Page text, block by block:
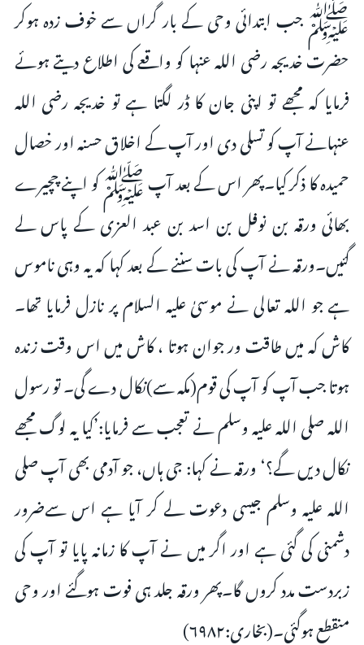
ﷺ جب ابتدائی وحی کے بار گراں سے خوف زدہ ہوکر
حضرت خدیجہ رضی اللہ عنہا کو واقعے کی اطلاع دیتے ہوئے
فرمایا کہ مجھے تو اپنی جان کا ڈر لگتا ہے تو خدیجہ رضی اللہ
عنہانے آپ کو تسلی دی اور آپ کے اخلاق حسنہ اور خصال
حمیدہ کا ذکر کیا۔پھر اس کے بعد آپ ﷺ کو اپنے چچیرے
بھائی ورقہ بن نوفل بن اسد بن عبد العزی کے پاس لے
گئیں۔ورقہ نے آپ کی بات سننے کے بعد کہا کہ یہ وہی ناموس
ہے جو اللہ تعالی نے موسیٰ علیہ السلام پر نازل فرمایا تھا۔
کاش کہ میں طاقت ور جوان ہوتا ، کاش میں اس وقت زندہ
ہوتا جب آپ کو آپ کی قوم(مکہ سے)نکال دے گی۔ تو رسول
اللہ صلی اللہ علیہ وسلم نے تعجب سے فرمایا:’کیا یہ لوگ مجھے
نکال دیں گے؟‘ ورقہ نے کہا: جی ہاں، جو آدمی بھی آپ صلی
اللہ علیہ وسلم جیسی دعوت لے کر آیا ہے اس سےضرور
دشمنی کی گئی ہے اور اگر میں نے آپ کا زمانہ پایا تو آپ کی
زبردست مدد کروں گا۔پھر ورقہ جلد ہی فوت ہوگئے اور وحی
منقطع ہوگئی۔(بخاری:۶۹۸۲)